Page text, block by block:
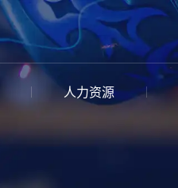
人力资源